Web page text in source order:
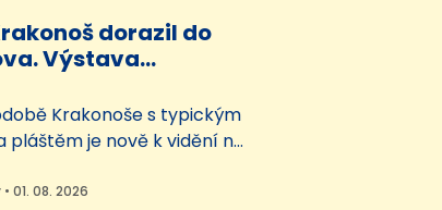
Příběh o snech,…
dorazil do
Výstava
Krakonoše s typickým
pláštěm je nově k vidění na
české hračky mohou lidé
01. 08. 2026